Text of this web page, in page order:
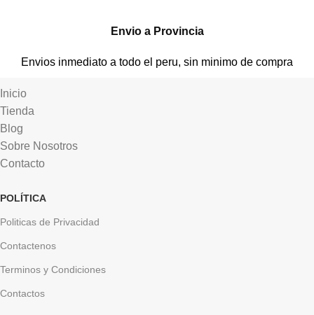
Envio a Provincia
Envios inmediato a todo el peru, sin minimo de compra
Inicio
Tienda
Blog
Sobre Nosotros
Contacto
POLÍTICA
Politicas de Privacidad
Contactenos
Terminos y Condiciones
Contactos